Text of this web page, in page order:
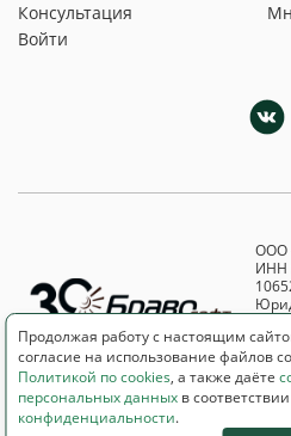
Консультация
Войти
ООО
ИНН
ул.
© «Браво Софт» 1992–2026 гг.
Продолжая работу с настоящим
согласие на использование файлов
Политикой по cookies, а также даёте
персональных данных в
конфиденциальности.